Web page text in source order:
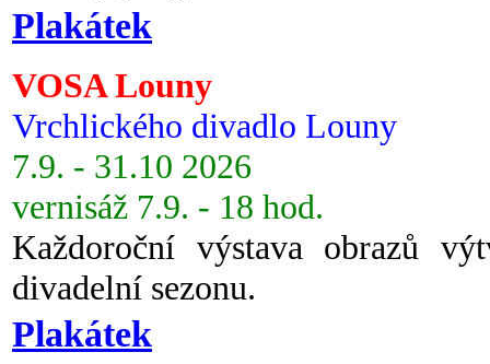
Plakátek
VOSA Louny
Vrchlického divadlo Louny
7.9. - 31.10 2026
vernisáž 7.9. - 18 hod.
Každoroční výstava obrazů
divadelní sezonu.
Plakátek